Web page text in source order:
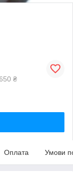
₴
Оплата Умови